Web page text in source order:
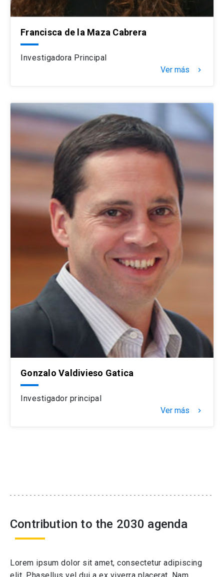
Francisca de la Maza Cabrera
Investigadora Principal
Ver más
navigate_next
Gonzalo Valdivieso Gatica
Investigador principal
Ver más
navigate_next
Contribution to the 2030 agenda
Lorem ipsum dolor sit amet, consectetur adipiscing